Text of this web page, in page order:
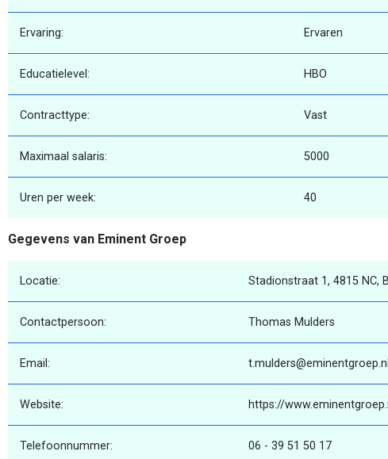
Ervaring: Ervaren
Educatielevel: HBO
Contracttype: Vast
Maximaal salaris: 5000
Uren per week: 40
Gegevens van Eminent Groep
Locatie: Stadionstraat 1, 4815 NC,
Contactpersoon: Thomas Mulders
Email: t.mulders@eminentgroep.nl
Website: https://
Telefoonnummer: 06 - 39 51 50 17